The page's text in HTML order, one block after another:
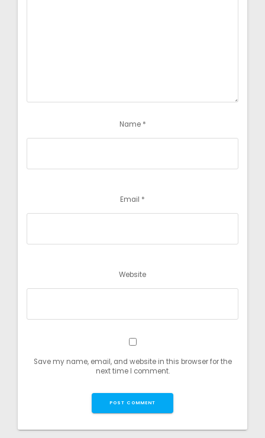
Name *
Email *
Website
Save my name, email, and website in this browser for the
next time I comment.